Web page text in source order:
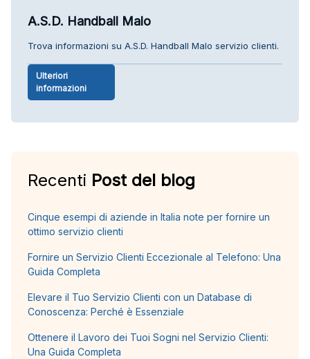
A.S.D. Handball Malo
Trova informazioni su A.S.D. Handball Malo servizio clienti.
Ulteriori
informazioni
Recenti Post del blog
Cinque esempi di aziende in Italia note per fornire un
ottimo servizio clienti
Fornire un Servizio Clienti Eccezionale al Telefono: Una
Guida Completa
Elevare il Tuo Servizio Clienti con un Database di
Conoscenza: Perché è Essenziale
Ottenere il Lavoro dei Tuoi Sogni nel Servizio Clienti:
Una Guida Completa